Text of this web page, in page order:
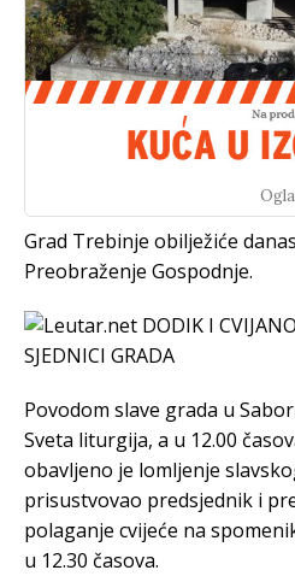
Grad Trebinje obilježiće
Preobraženje Gospodnje.
Povodom slave grada u
Sveta liturgija, a u 12.00
obavljeno je lomljenje
prisustvovao predsjednik i
polaganje cvijeće na
u 12.30 časova.